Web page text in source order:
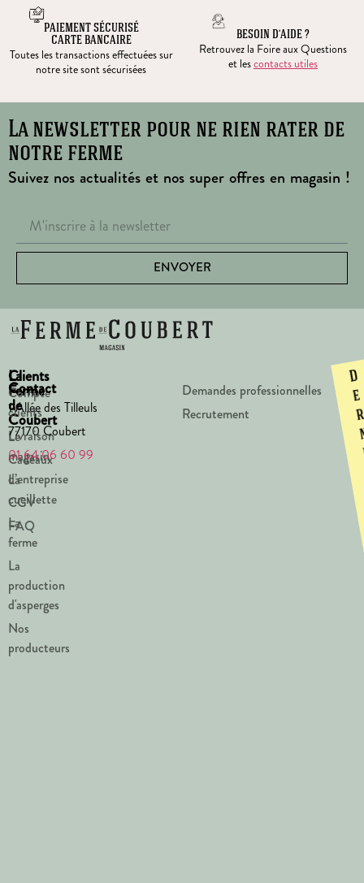
PAIEMENT SÉCURISÉ
CARTE BANCAIRE
Toutes les transactions effectuées sur
notre site sont sécurisées
BESOIN D’AIDE ?
Retrouvez la Foire aux Questions
et lescontacts utiles
La newsletter pour ne rien rater de
notre ferme
Suivez nos actualités et nos super offres en magasin !
ENVOYER
La
Ferme
de
Coubert
Le
magasin
La
cueillette
La
ferme
La
production
d'asperges
Nos
producteurs
Clients
Compte
clients
Livraison
Cadeaux
d’entreprise
CGV
FAQ
Contact
1 Allée des Tilleuls
77170 Coubert
01 64 06 60 99
Demandes professionnelles
Recrutement
D
e